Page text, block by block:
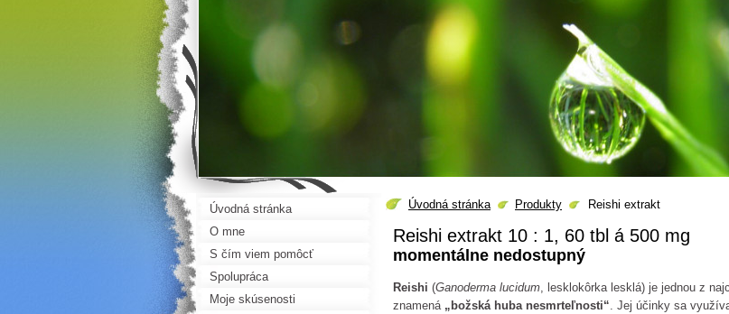
Úvodná stránka Produkty Reishi extrakt
Reishi extrakt 10 : 1, 60 tbl á 500 mg
momentálne nedostupný
Reishi (Ganoderma lucidum, lesklokôrka lesklá) je jednou z
znamená „božská huba nesmrteľnosti“. Jej účinky sa
Úvodná stránka
O mne
S čím viem pomôcť
Spolupráca
Moje skúsenosti